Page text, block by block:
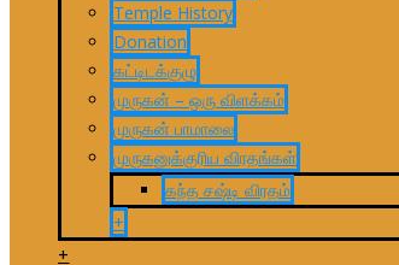
Temple History
Donation
கட்டிடக்குழு
முருகன் – ஒரு விளக்கம்
முருகன் பாமாலை
முருகனுக்குரிய விரதங்கள்
கந்த சஷ்டி விரதம்
+
+